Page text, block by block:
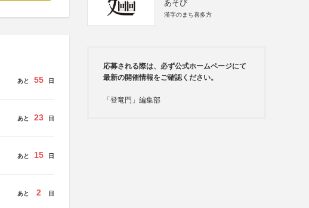
あと 55 日
あと 23 日
あと 15 日
あと 2 日
あそび
漢字のまち喜多方
応募される際は、必ず公式ホームページにて
最新の開催情報をご確認ください。
「登竜門」編集部